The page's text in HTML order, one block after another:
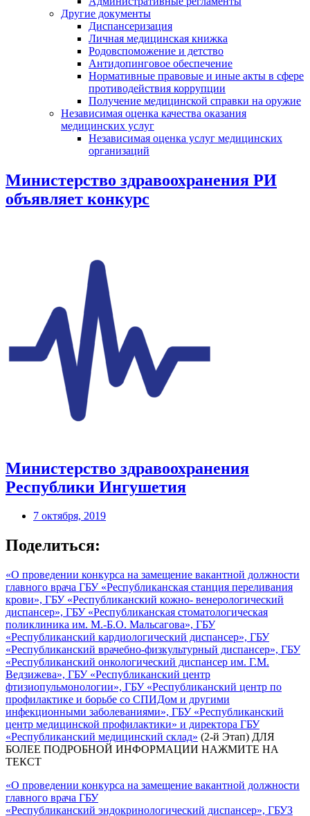
Другие документы
Диспансеризация
Личная медицинская книжка
Родовспоможение и детство
Антидопинговое обеспечение
Нормативные правовые и иные акты в сфере
противодействия коррупции
Получение медицинской справки на оружие
Независимая оценка качества оказания
медицинских услуг
Независимая оценка услуг медицинскиx
организаций
Министерство здравоохранения РИ
объявляет конкурс
Министерство здравоохранения
Республики Ингушетия
7 октября, 2019
Поделиться:
«О проведении конкурса на замещение вакантной должности
главного врача ГБУ «Республиканская станция переливания
крови», ГБУ «Республиканский кожно- венерологический
диспансер», ГБУ «Республиканская стоматологическая
поликлиника им. М.-Б.О. Мальсагова», ГБУ
«Республиканский кардиологический диспансер», ГБУ
«Республиканский врачебно-физкультурный диспансер», ГБУ
«Республиканский онкологический диспансер им. Г.М.
Ведзижева», ГБУ «Республиканский центр
фтизиопульмонологии», ГБУ «Республиканский центр по
профилактике и борьбе со СПИДом и другими
инфекционными заболеваниями», ГБУ «Республиканский
центр медицинской профилактики» и директора ГБУ
«Республиканский медицинский склад» (2-й Этап) ДЛЯ
БОЛЕЕ ПОДРОБНОЙ ИНФОРМАЦИИ НАЖМИТЕ НА
ТЕКСТ
«О проведении конкурса на замещение вакантной должности
главного врача ГБУ
«Республиканский эндокринологический диспансер», ГБУЗ